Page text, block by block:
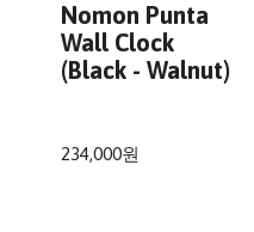
Nomon Punta
Wall Clock
(Black - Walnut)
234,000원